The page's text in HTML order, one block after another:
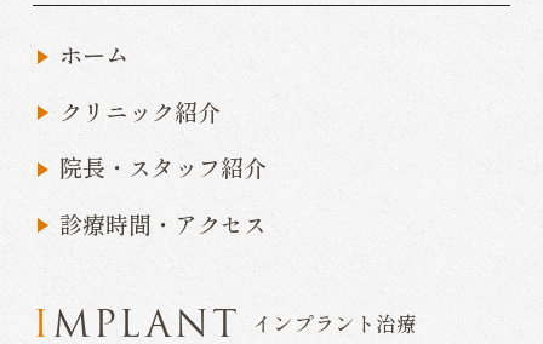
ホーム
クリニック紹介
院長・スタッフ紹介
診療時間・アクセス
IMPLANT インプラント治療